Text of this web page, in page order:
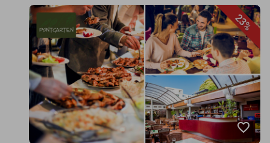
23%
favorite_border